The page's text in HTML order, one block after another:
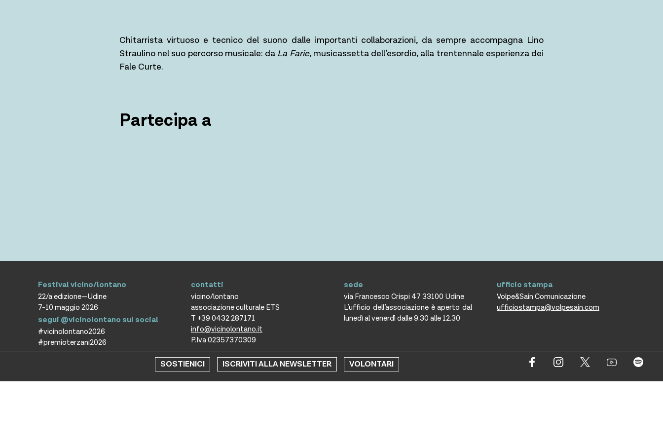
Chitarrista virtuoso e tecnico del suono dalle importanti collaborazioni, da sempre accompagna Lino
Straulino nel suo percorso musicale: da La Farie, musicassetta dell’esordio, alla trentennale esperienza dei
Fale Curte.
Partecipa a
SOSTIENICI ISCRIVITI ALLA NEWSLETTER VOLONTARI
Festival vicino/lontano
22/a edizione—Udine
7-10 maggio 2026
segui @vicinolontano sui social
#vicinolontano2026
#premioterzani2026
contatti
vicino/lontano
associazione culturale ETS
T +39 0432 287171
info@vicinolontano.it
P.Iva 02357370309
sede
via Francesco Crispi 47 33100 Udine
L’ufficio dell’associazione è aperto dal
lunedì al venerdì dalle 9.30 alle 12.30
ufficio stampa
Volpe&Sain Comunicazione
ufficiostampa@volpesain.com
Informativa cookie
Trasparenza